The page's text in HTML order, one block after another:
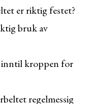
er riktig festet?
bruk av
inntil kroppen for
regelmessig